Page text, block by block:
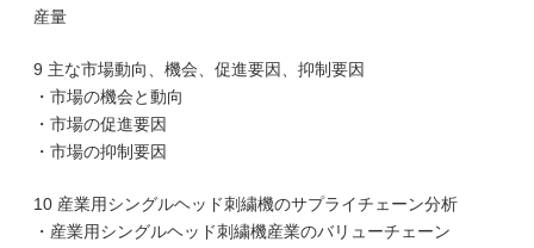
産量
9 主な市場動向、機会、促進要因、抑制要因
・市場の機会と動向
・市場の促進要因
・市場の抑制要因
10 産業用シングルヘッド刺繍機のサプライチェーン分析
・産業用シングルヘッド刺繍機産業のバリューチェーン